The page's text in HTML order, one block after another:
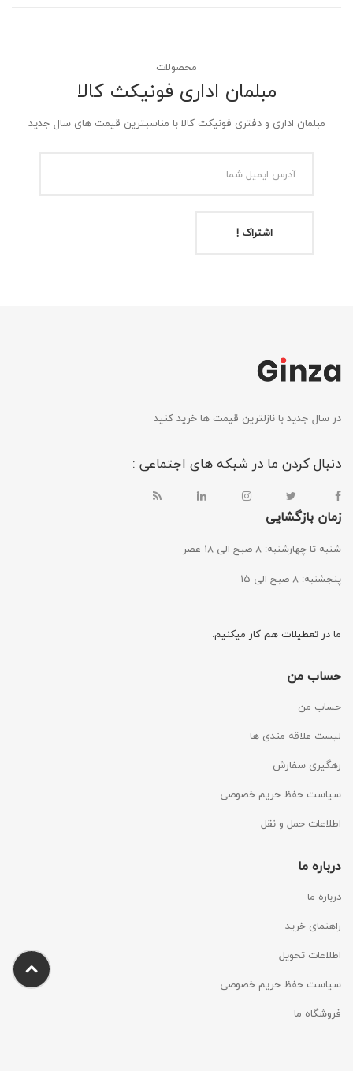
محصولات
مبلمان اداری فونیکث کالا
مبلمان اداری و دفتری فونیکث کالا با مناسبترین قیمت های سال جدید
اشتراک !
در سال جدید با نازلترین قیمت ها خرید کنید
دنبال کردن ما در شبکه های اجتماعی :
زمان بازگشایی
شنبه تا چهارشنبه: ۸ صبح الی ۱۸ عصر
پنجشنبه: ۸ صبح الی ۱۵
ما در تعطیلات هم کار میکنیم.
حساب من
حساب من
لیست علاقه مندی ها
رهگیری سفارش
سیاست حفظ حریم خصوصی
اطلاعات حمل و نقل
درباره ما
درباره ما
راهنمای خرید
اطلاعات تحویل
سیاست حفظ حریم خصوصی
فروشگاه ما